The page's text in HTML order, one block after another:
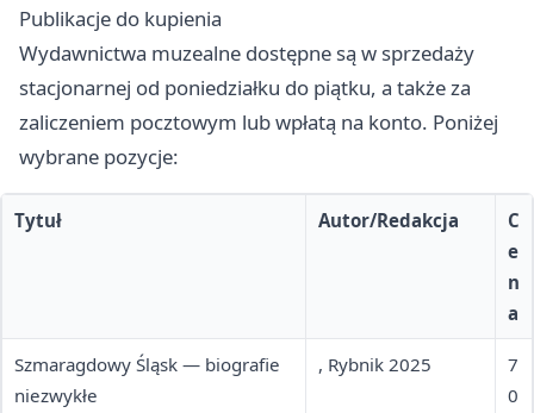
Publikacje do kupienia
Wydawnictwa muzealne dostępne są w sprzedaży
stacjonarnej od poniedziałku do piątku, a także za
zaliczeniem pocztowym lub wpłatą na konto. Poniżej
wybrane pozycje:
Tytuł Autor/Redakcja
C
e
n
a
Szmaragdowy Śląsk — biografie
niezwykłe
, Rybnik 2025
7
0